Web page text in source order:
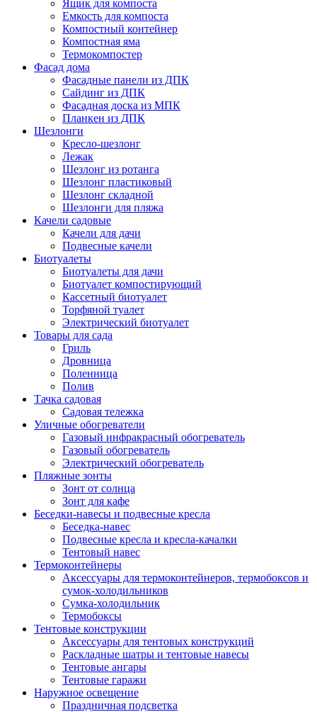
Ящик для компоста
Емкость для компоста
Компостный контейнер
Компостная яма
Термокомпостер
Фасад дома
Фасадные панели из ДПК
Сайдинг из ДПК
Фасадная доска из МПК
Планкен из ДПК
Шезлонги
Кресло-шезлонг
Лежак
Шезлонг из ротанга
Шезлонг пластиковый
Шезлонг складной
Шезлонги для пляжа
Качели садовые
Качели для дачи
Подвесные качели
Биотуалеты
Биотуалеты для дачи
Биотуалет компостирующий
Кассетный биотуалет
Торфяной туалет
Электрический биотуалет
Товары для сада
Гриль
Дровница
Поленница
Полив
Тачка садовая
Садовая тележка
Уличные обогреватели
Газовый инфракрасный обогреватель
Газовый обогреватель
Электрический обогреватель
Пляжные зонты
Зонт от солнца
Зонт для кафе
Беседки-навесы и подвесные кресла
Беседка-навес
Подвесные кресла и кресла-качалки
Тентовый навес
Термоконтейнеры
Аксессуары для термоконтейнеров, термобоксов и
сумок-холодильников
Сумка-холодильник
Термобоксы
Тентовые конструкции
Аксессуары для тентовых конструкций
Раскладные шатры и тентовые навесы
Тентовые ангары
Тентовые гаражи
Наружное освещение
Праздничная подсветка